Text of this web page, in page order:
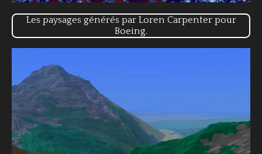
Les paysages générés par Loren Carpenter pour
Boeing.